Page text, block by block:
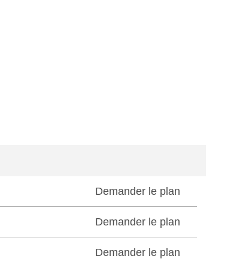
Demander le plan
Demander le plan
Demander le plan